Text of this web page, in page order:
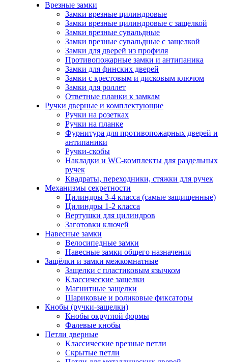
Врезные замки
Замки врезные цилиндровые
Замки врезные цилиндровые с защелкой
Замки врезные сувальдные
Замки врезные сувальдные с защелкой
Замки для дверей из профиля
Противопожарные замки и антипаника
Замки для финских дверей
Замки с крестовым и дисковым ключом
Замки для роллет
Ответные планки к замкам
Ручки дверные и комплектующие
Ручки на розетках
Ручки на планке
Фурнитура для противопожарных дверей и
антипаники
Ручки-скобы
Накладки и WC-комплекты для раздельных
ручек
Квадраты, переходники, стяжки для ручек
Механизмы секретности
Цилиндры 3-4 класса (самые защищенные)
Цилиндры 1-2 класса
Вертушки для цилиндров
Заготовки ключей
Навесные замки
Велосипедные замки
Навесные замки общего назначения
Защёлки и замки межкомнатные
Защелки с пластиковым язычком
Классические защелки
Магнитные защелки
Шариковые и роликовые фиксаторы
Кнобы (ручки-защелки)
Кнобы округлой формы
Фалевые кнобы
Петли дверные
Классические врезные петли
Скрытые петли